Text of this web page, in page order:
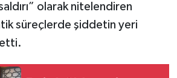
olarak nitelendiren
süreçlerde şiddetin yeri
etti.